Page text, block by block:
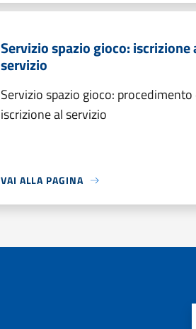
Servizio spazio gioco: iscrizione
servizio
Servizio spazio gioco: procedimento
iscrizione al servizio
VAI ALLA PAGINA